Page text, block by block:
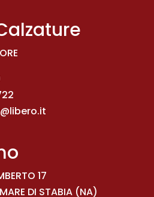
17
DI STABIA (NA)